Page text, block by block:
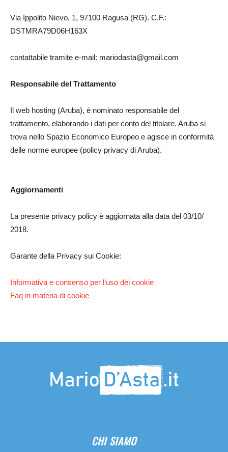
Via Ippolito Nievo, 1, 97100 Ragusa (RG). C.F.:
DSTMRA79D06H163X
contattabile tramite e-mail: mariodasta@gmail.com
Responsabile del Trattamento
Il web hosting (Aruba), è nominato responsabile del
trattamento, elaborando i dati per conto del titolare. Aruba si
trova nello Spazio Economico Europeo e agisce in conformità
delle norme europee (policy privacy di Aruba).
Aggiornamenti
La presente privacy policy è aggiornata alla data del 03/10/
2018.
Garante della Privacy sui Cookie:
Informativa e consenso per l’uso dei cookie
Faq in materia di cookie
CHI SIAMO